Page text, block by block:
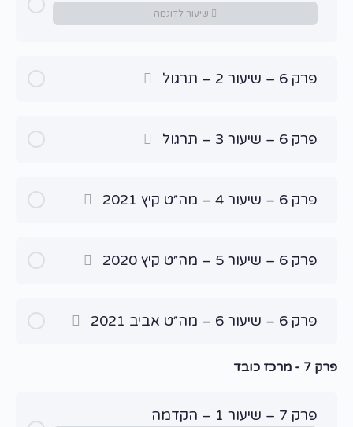
שיעור לדוגמה
פרק 6 – שיעור 2 – תרגול
פרק 6 – שיעור 3 – תרגול
פרק 6 – שיעור 4 – מה״ט קיץ 2021
פרק 6 – שיעור 5 – מה״ט קיץ 2020
פרק 6 – שיעור 6 – מה״ט אביב 2021
פרק 7 - מרכז כובד
פרק 7 – שיעור 1 – הקדמה